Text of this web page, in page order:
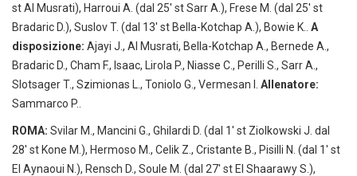
st Al Musrati), Harroui A. (dal 25′ st Sarr A.), Frese M. (dal 25′ st
Bradaric D.), Suslov T. (dal 13′ st Bella-Kotchap A.), Bowie K.. A
disposizione: Ajayi J., Al Musrati, Bella-Kotchap A., Bernede A.,
Bradaric D., Cham F., Isaac, Lirola P., Niasse C., Perilli S., Sarr A.,
Slotsager T., Szimionas L., Toniolo G., Vermesan I. Allenatore:
Sammarco P..
ROMA: Svilar M., Mancini G., Ghilardi D. (dal 1′ st Ziolkowski J. dal
28′ st Kone M.), Hermoso M., Celik Z., Cristante B., Pisilli N. (dal 1′ st
El Aynaoui N.), Rensch D., Soule M. (dal 27′ st El Shaarawy S.),